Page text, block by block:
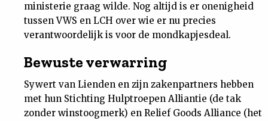
ministerie graag wilde. Nog altijd is er onenigheid
tussen VWS en LCH over wie er nu precies
verantwoordelijk is voor de mondkapjesdeal.
Bewuste verwarring
Sywert van Lienden en zijn zakenpartners hebben
met hun Stichting Hulptroepen Alliantie (de tak
zonder winstoogmerk) en Relief Goods Alliance (het